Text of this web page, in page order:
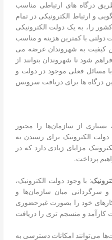
درگاه های ارتباطی مناسب
و ارتباط الکترونیکی در تمام
را، به یک دولت الکترونیکی
دولتی با کمترین هزینه و مناسب
کیفیت به شهروندان عرضه می
شود تا شهروندان بتوانند از
مسائل فعلی موجود در دولت و
درگاه ها برای دریافت سرویس
بسیاری از سازمان‌ها را مجبور
دولت الکترونیک برای رسیدن به
مزایای زیادی دارد که در
پرداخت.
: با وجود دولت الکترونیک،
و سرگردانی میان سازمان‌ها و
خود را بصورت غیرحضوری
کارآمد و منسجم تری را دریافت
می‌توانند امکانات دسترسی به